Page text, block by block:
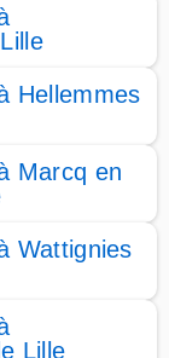
Hellemmes
Marcq en
Wattignies
Lille